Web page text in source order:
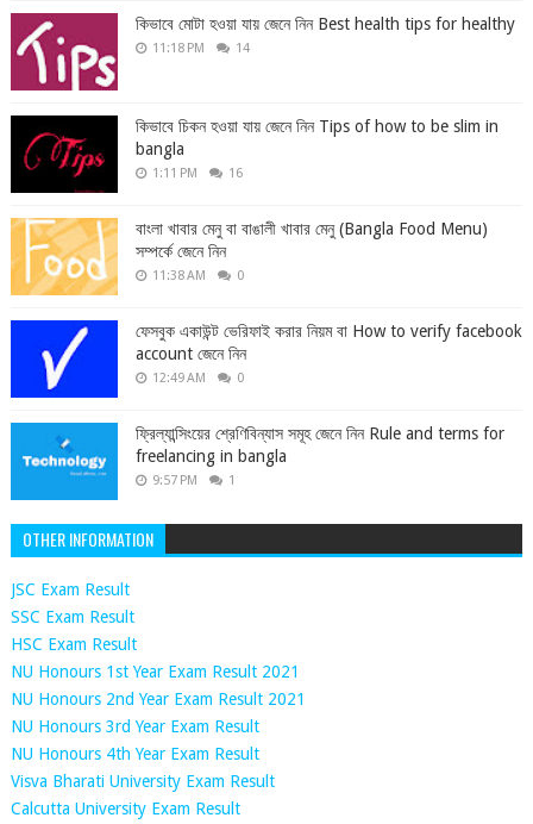
কিভাবে মোটা হওয়া যায় জেনে নিন Best health tips for healthy
11:18 PM 14
কিভাবে চিকন হওয়া যায় জেনে নিন Tips of how to be slim in
bangla
1:11 PM 16
বাংলা খাবার মেনু বা বাঙালী খাবার মেনু (Bangla Food Menu)
সম্পর্কে জেনে নিন
11:38 AM 0
ফেসবুক একাউন্ট ভেরিফাই করার নিয়ম বা How to verify facebook
account জেনে নিন
12:49 AM 0
ফ্রিল্যান্সিংয়ের শ্রেণিবিন্যাস সমূহ জেনে নিন Rule and terms for
freelancing in bangla
9:57 PM 1
OTHER INFORMATION
JSC Exam Result
SSC Exam Result
HSC Exam Result
NU Honours 1st Year Exam Result 2021
NU Honours 2nd Year Exam Result 2021
NU Honours 3rd Year Exam Result
NU Honours 4th Year Exam Result
Visva Bharati University Exam Result
Calcutta University Exam Result